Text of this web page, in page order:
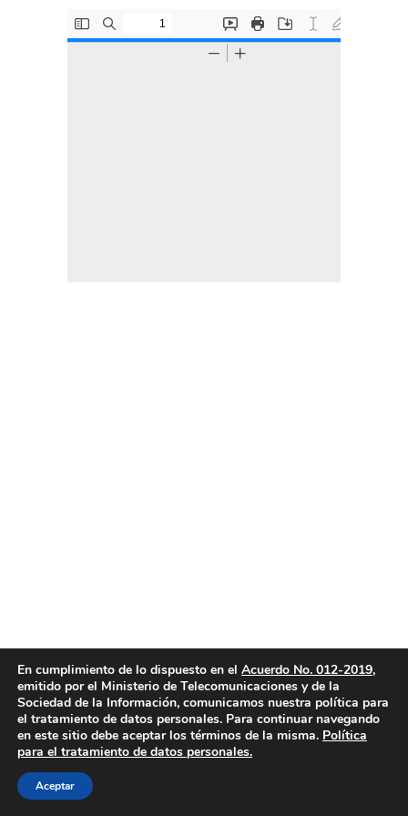
En cumplimiento de lo dispuesto en el Acuerdo No. 012-2019,
emitido por el Ministerio de Telecomunicaciones y de la
Sociedad de la Información, comunicamos nuestra política para
el tratamiento de datos personales. Para continuar navegando
en este sitio debe aceptar los términos de la misma. Política
para el tratamiento de datos personales.
Aceptar